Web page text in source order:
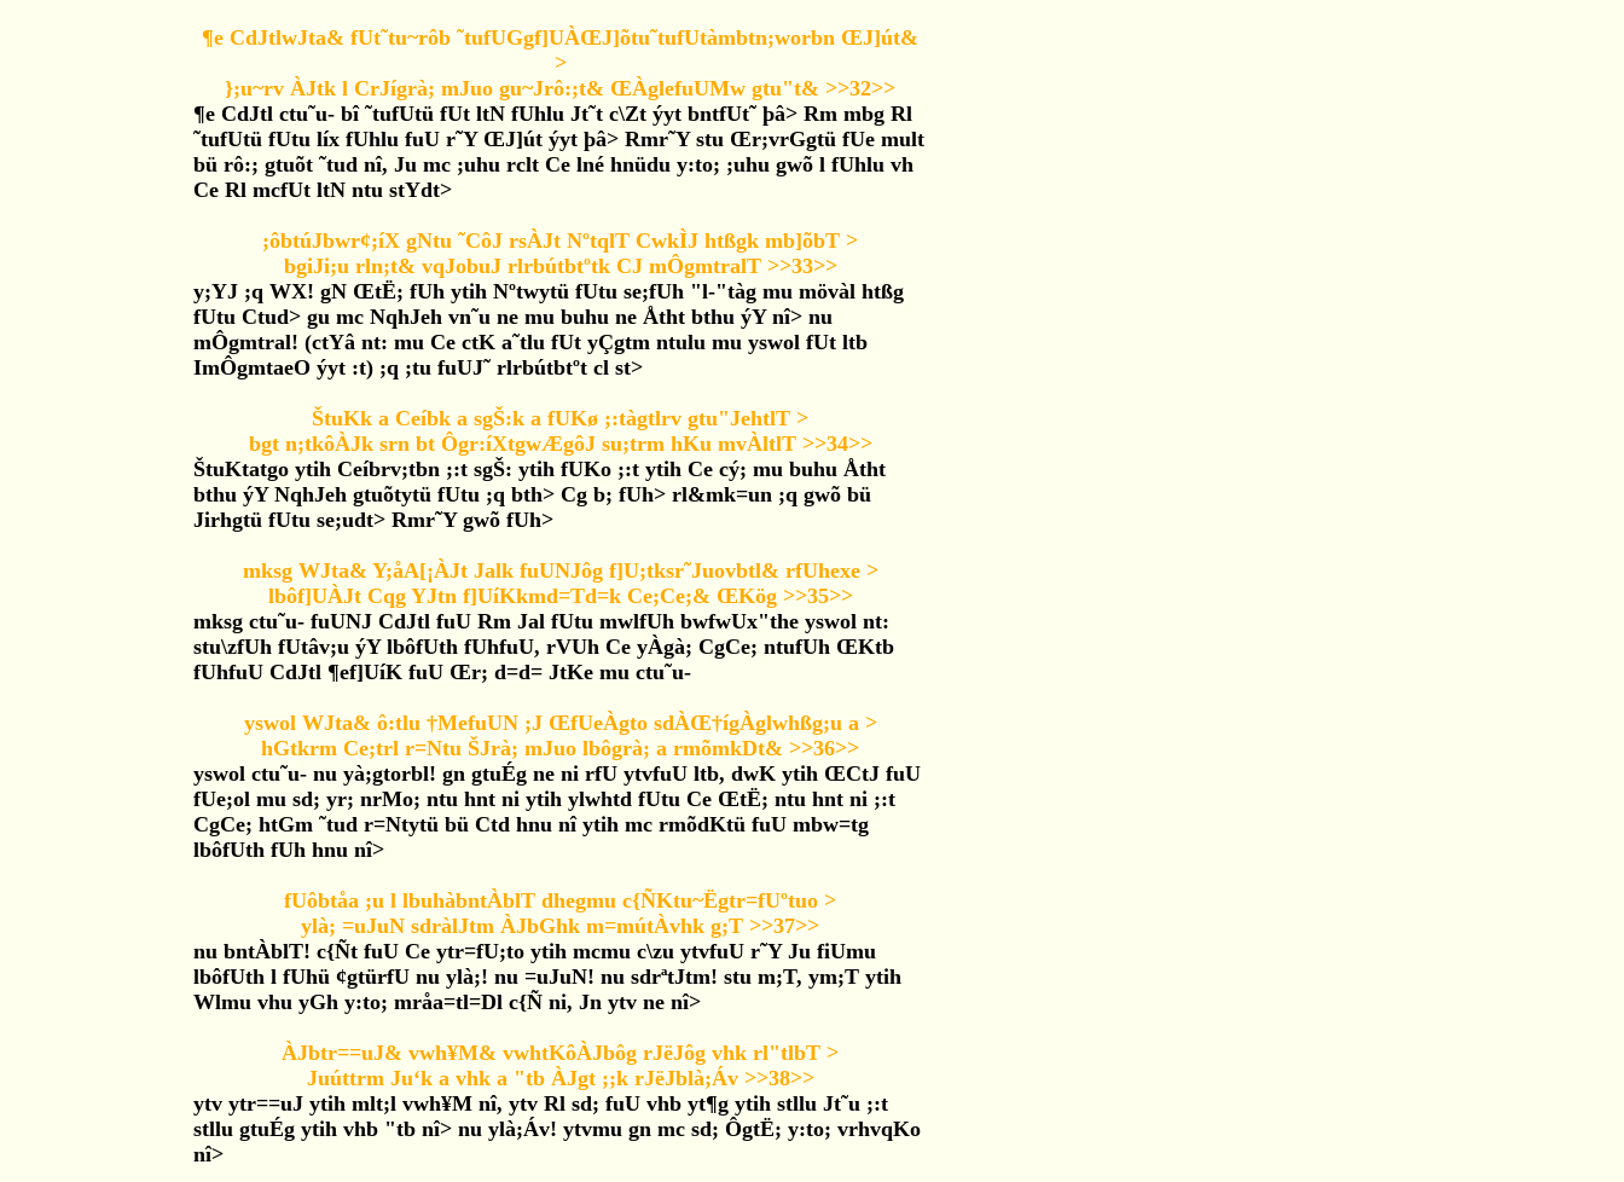
¶e CdJtlwJta& fUt˜tu~rôb ˜tufUGgf]UÀŒJ]õtu˜tufUtàmbtn;worbn ŒJ]út&
>
};u~rv ÀJtk l CrJígrà; mJuo gu~Jrô:;t& ŒÀglefuUMw gtu"t& >>32>>
¶e CdJtl ctu˜u- bî ˜tufUtü fUt ltN fUhlu Jt˜t c\Zt ýyt bntfUt˜ þâ> Rm mbg Rl
˜tufUtü fUtu líx fUhlu fuU r˜Y ŒJ]út ýyt þâ> Rmr˜Y stu Œr;vrGgtü fUe mult
bü rô:; gtuõt ˜tud nî, Ju mc ;uhu rclt Ce lné hnüdu y:to; ;uhu gwõ l fUhlu vh
Ce Rl mcfUt ltN ntu stYdt>
;ôbtúJbwr¢;íX gNtu ˜CôJ rsÀJt NºtqlT CwkÌJ htßgk mb]õbT >
bgiJi;u rln;t& vqJobuJ rlrbútbtºtk CJ mÔgmtralT >>33>>
y;YJ ;q WX! gN ŒtË; fUh ytih Nºtwytü fUtu se;fUh "l-"tàg mu mövàl htßg
fUtu Ctud> gu mc NqhJeh vn˜u ne mu buhu ne Åtht bthu ýY nî> nu
mÔgmtral! (ctYâ nt: mu Ce ctK a˜tlu fUt yÇgtm ntulu mu yswol fUt ltb
ImÔgmtaeO ýyt :t) ;q ;tu fuUJ˜ rlrbútbtºt cl st>
ŠtuKk a Ceíbk a sgŠ:k a fUKø ;:tàgtlrv gtu"JehtlT >
bgt n;tkôÀJk srn bt Ôgr:íXtgwÆgôJ su;trm hKu mvÀltlT >>34>>
ŠtuKtatgo ytih Ceíbrv;tbn ;:t sgŠ: ytih fUKo ;:t ytih Ce cý; mu buhu Åtht
bthu ýY NqhJeh gtuõtytü fUtu ;q bth> Cg b; fUh> rl&mk=un ;q gwõ bü
Jirhgtü fUtu se;udt> Rmr˜Y gwõ fUh>
mksg WJta& Y;åA[¡ÀJt Jalk fuUNJôg f]U;tksr˜Juovbtl& rfUhexe >
lbôf]UÀJt Cqg YJtn f]UíKkmd=Td=k Ce;Ce;& ŒKög >>35>>
mksg ctu˜u- fuUNJ CdJtl fuU Rm Jal fUtu mwlfUh bwfwUx"the yswol nt:
stu\zfUh fUtâv;u ýY lbôfUth fUhfuU, rVUh Ce yÀgà; CgCe; ntufUh ŒKtb
fUhfuU CdJtl ¶ef]UíK fuU Œr; d=d= JtKe mu ctu˜u-
yswol WJta& ô:tlu †MefuUN ;J ŒfUeÀgto sdÀŒ†ígÀglwhßg;u a >
hGtkrm Ce;trl r=Ntu ŠJrà; mJuo lbôgrà; a rmõmkDt& >>36>>
yswol ctu˜u- nu yà;gtorbl! gn gtuÉg ne ni rfU ytvfuU ltb, dwK ytih ŒCtJ fuU
fUe;ol mu sd; yr; nrMo; ntu hnt ni ytih ylwhtd fUtu Ce ŒtË; ntu hnt ni ;:t
CgCe; htGm ˜tud r=Ntytü bü Ctd hnu nî ytih mc rmõdKtü fuU mbw=tg
lbôfUth fUh hnu nî>
fUôbtåa ;u l lbuhàbntÀblT dhegmu c{ÑKtu~Ëgtr=fUºtuo >
ylà; =uJuN sdràlJtm ÀJbGhk m=mútÀvhk g;T >>37>>
nu bntÀblT! c{Ñt fuU Ce ytr=fU;to ytih mcmu c\zu ytvfuU r˜Y Ju fiUmu
lbôfUth l fUhü ¢gtürfU nu ylà;! nu =uJuN! nu sdrªtJtm! stu m;T, ym;T ytih
Wlmu vhu yGh y:to; mråa=tl=Dl c{Ñ ni, Jn ytv ne nî>
ÀJbtr==uJ& vwh¥M& vwhtKôÀJbôg rJëJôg vhk rl"tlbT >
Juúttrm Ju‘k a vhk a "tb ÀJgt ;;k rJëJblà;Áv >>38>>
ytv ytr==uJ ytih mlt;l vwh¥M nî, ytv Rl sd; fuU vhb yt¶g ytih stllu Jt˜u ;:t
stllu gtuÉg ytih vhb "tb nî> nu ylà;Áv! ytvmu gn mc sd; ÔgtË; y:to; vrhvqKo
nî>